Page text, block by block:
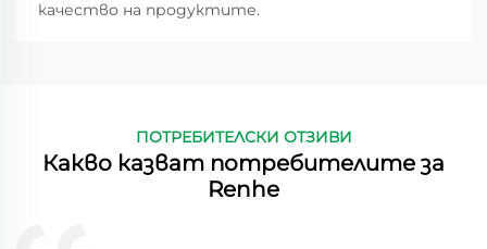
качество на продуктите.
ПОТРЕБИТЕЛСКИ ОТЗИВИ
Какво казват потребителите за
Renhe